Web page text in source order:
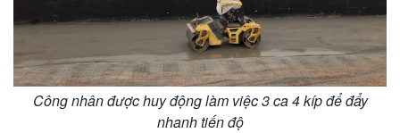
Công nhân được huy động làm việc 3 ca 4 kíp để đẩy
nhanh tiến độ